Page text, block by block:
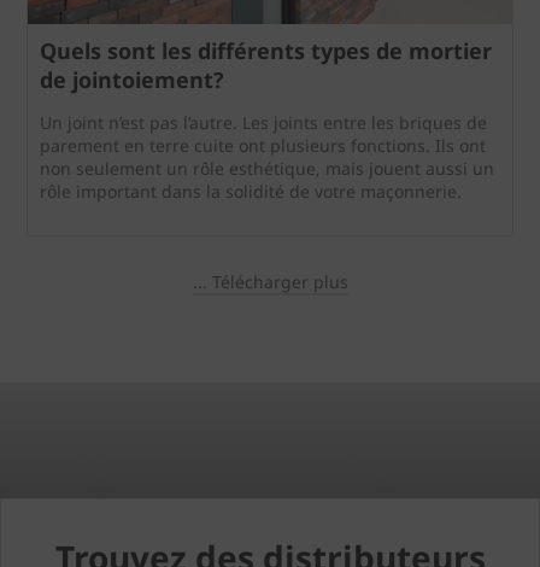
Quels sont les différents types de mortier
de jointoiement?
Un joint n’est pas l’autre. Les joints entre les briques de
parement en terre cuite ont plusieurs fonctions. Ils ont
non seulement un rôle esthétique, mais jouent aussi un
rôle important dans la solidité de votre maçonnerie.
... Télécharger plus
Trouvez des distributeurs